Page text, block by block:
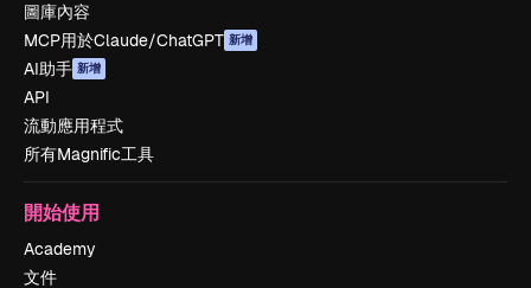
圖庫內容
MCP用於Claude/ChatGPT 新增
AI助手 新增
API
流動應用程式
所有Magnific工具
開始使用
Academy
文件